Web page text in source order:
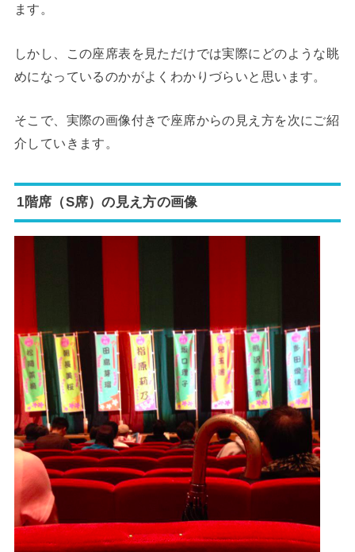
ます。
しかし、この座席表を見ただけでは実際にどのような眺
めになっているのかがよくわかりづらいと思います。
そこで、実際の画像付きで座席からの見え方を次にご紹
介していきます。
1階席（S席）の見え方の画像